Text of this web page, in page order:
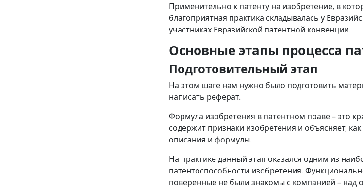
Применительно к патенту на изобретение, в
благоприятная практика складывалась у
участниках Евразийской патентной конвенции.
Основные этапы процесса
Подготовительный этап
На этом шаге нам нужно было подготовить
написать реферат.
Формула изобретения в патентном праве – это
содержит признаки изобретения и объясняет,
описания и формулы.
На практике данный этап оказался одним из
патентоспособности изобретения.
поверенные не были знакомы с компанией –